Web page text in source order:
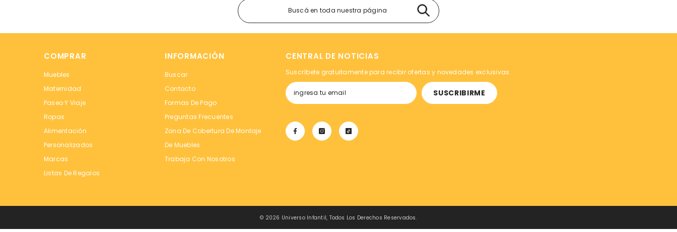
COMPRAR
Muebles
Maternidad
Paseo Y Viaje
Ropas
Alimentación
Personalizados
Marcas
Listas De Regalos
INFORMACIÓN
Buscar
Contacto
Formas De Pago
Preguntas Frecuentes
Zona De Cobertura De Montaje
De Muebles
Trabaja Con Nosotros
CENTRAL DE NOTICIAS
Suscríbete gratuitamente para recibir ofertas y novedades exclusivas.
SUSCRIBIRME
© 2026 Universo Infantil, Todos Los Derechos Reservados.